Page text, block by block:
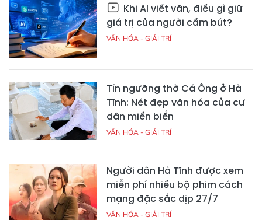
Khi AI viết văn, điều gì giữ
giá trị của người cầm bút?
VĂN HÓA - GIẢI TRÍ
Tín ngưỡng thờ Cá Ông ở Hà
Tĩnh: Nét đẹp văn hóa của cư
dân miền biển
VĂN HÓA - GIẢI TRÍ
Người dân Hà Tĩnh được xem
miễn phí nhiều bộ phim cách
mạng đặc sắc dịp 27/7
VĂN HÓA - GIẢI TRÍ